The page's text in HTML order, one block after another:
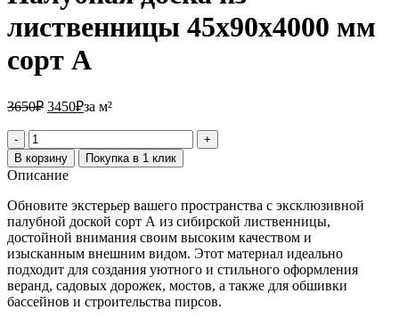
лиственницы 45х90х4000 мм
сорт А
3650₽ 3650₽.
3450₽3450₽.
за м²
Количество
товара
Палубная
доска
из
лиственницы
45х90х4000
мм
сорт
А
В корзину Покупка в 1 клик
Описание
Обновите экстерьер вашего пространства с эксклюзивной
палубной доской сорт А из сибирской лиственницы,
достойной внимания своим высоким качеством и
изысканным внешним видом. Этот материал идеально
подходит для создания уютного и стильного оформления
веранд, садовых дорожек, мостов, а также для обшивки
бассейнов и строительства пирсов.